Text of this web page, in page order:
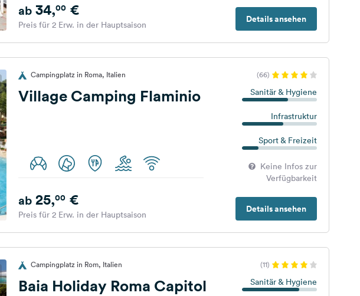
Details ansehen
ab34,00€
Preis für 2 Erw. in der Hauptsaison
Campingplatz in Roma, Italien (66)
Village Camping Flaminio Sanitär & Hygiene
Infrastruktur
Sport & Freizeit
Keine Infos zur
Verfügbarkeit
Details ansehen
ab25,00€
Preis für 2 Erw. in der Hauptsaison
Campingplatz in Rom, Italien (11)
Baia Holiday Roma Capitol Sanitär & Hygiene